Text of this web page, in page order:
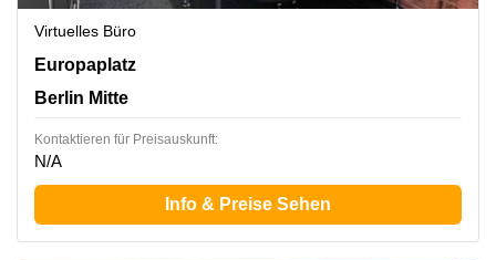
Virtuelles Büro
Europaplatz 2, Berlin Mitte
Europaplatz
Berlin Mitte
Kontaktieren für Preisauskunft:
N/A
Info & Preise Sehen